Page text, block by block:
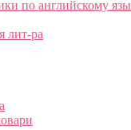
по английскому
лит-ра